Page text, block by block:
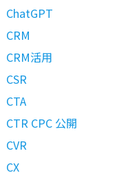
ChatGPT
CRM
CRM活用
CSR
CTA
CTR CPC 公開
CVR
CX